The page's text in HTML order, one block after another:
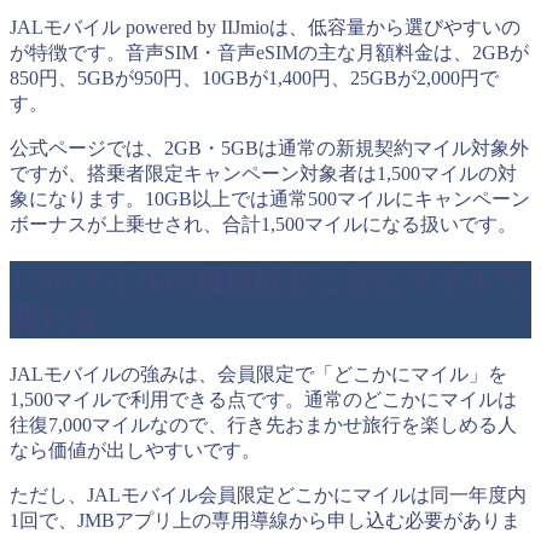
JALモバイル powered by IIJmioは、低容量から選びやすいの
が特徴です。音声SIM・音声eSIMの主な月額料金は、2GBが
850円、5GBが950円、10GBが1,400円、25GBが2,000円で
す。
公式ページでは、2GB・5GBは通常の新規契約マイル対象外
ですが、搭乗者限定キャンペーン対象者は1,500マイルの対
象になります。10GB以上では通常500マイルにキャンペーン
ボーナスが上乗せされ、合計1,500マイルになる扱いです。
JALモバイルの強みは、会員限定で「どこかにマイル」を
1,500マイルで利用できる点です。通常のどこかにマイルは
往復7,000マイルなので、行き先おまかせ旅行を楽しめる人
なら価値が出しやすいです。
ただし、JALモバイル会員限定どこかにマイルは同一年度内
1回で、JMBアプリ上の専用導線から申し込む必要がありま